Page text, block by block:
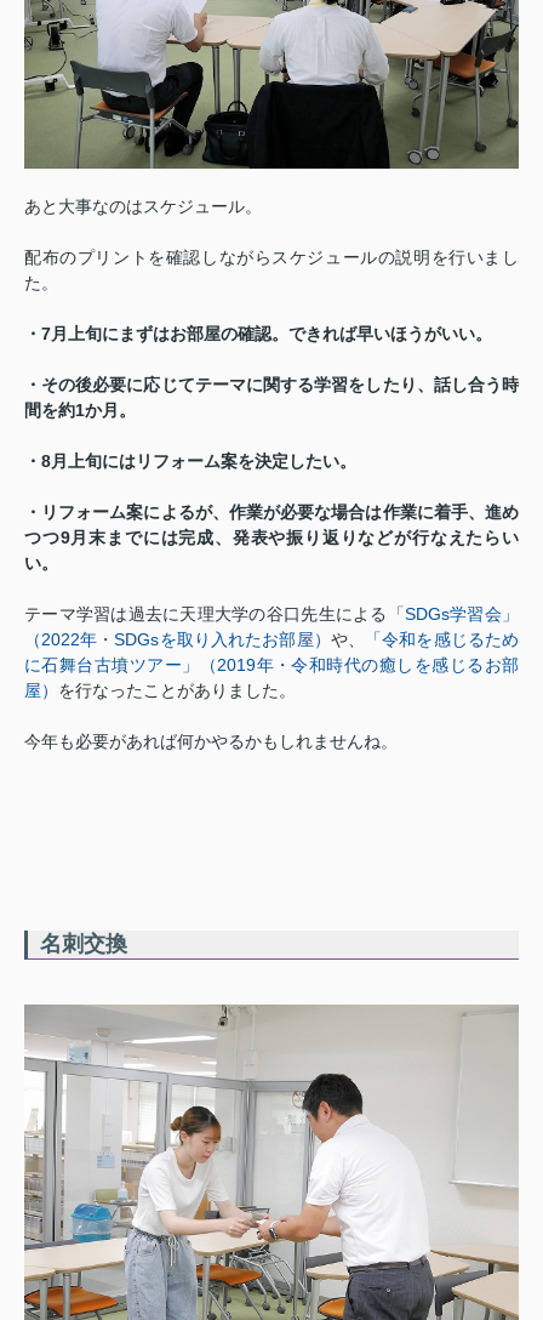
あと大事なのはスケジュール。
配布のプリントを確認しながらスケジュールの説明を行いまし
た。
・7月上旬にまずはお部屋の確認。できれば早いほうがいい。
・その後必要に応じてテーマに関する学習をしたり、話し合う時
間を約1か月。
・8月上旬にはリフォーム案を決定したい。
・リフォーム案によるが、作業が必要な場合は作業に着手、進め
つつ9月末までには完成、発表や振り返りなどが行なえたらい
い。
テーマ学習は過去に天理大学の谷口先生による
「SDGs学習会」
（2022年・SDGsを取り入れたお部屋） や、
「令和を感じるため
に石舞台古墳ツアー」（2019年・令和時代の癒しを感じるお部
屋） を行なったことがありました。
今年も必要があれば何かやるかもしれませんね。
名刺交換